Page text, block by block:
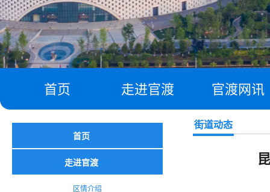
首页 走进官渡 官渡网讯
首页
走进官渡
区情介绍
街道动态